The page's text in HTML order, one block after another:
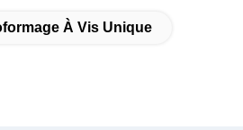
À Vis Unique